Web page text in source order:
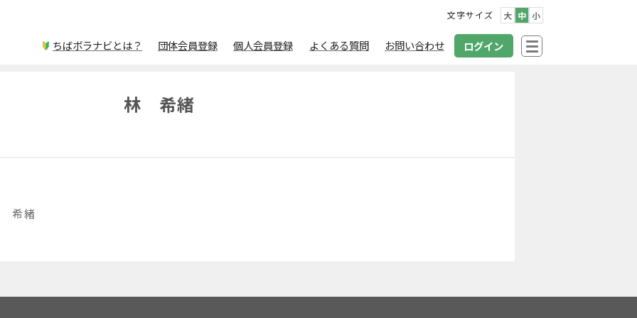
文字サイズ 大 中 小
ちばボラナビとは？ 団体会員登録 個人会員登録 よくある質問 お問い合わせ ログイン
林 希緒
希緒